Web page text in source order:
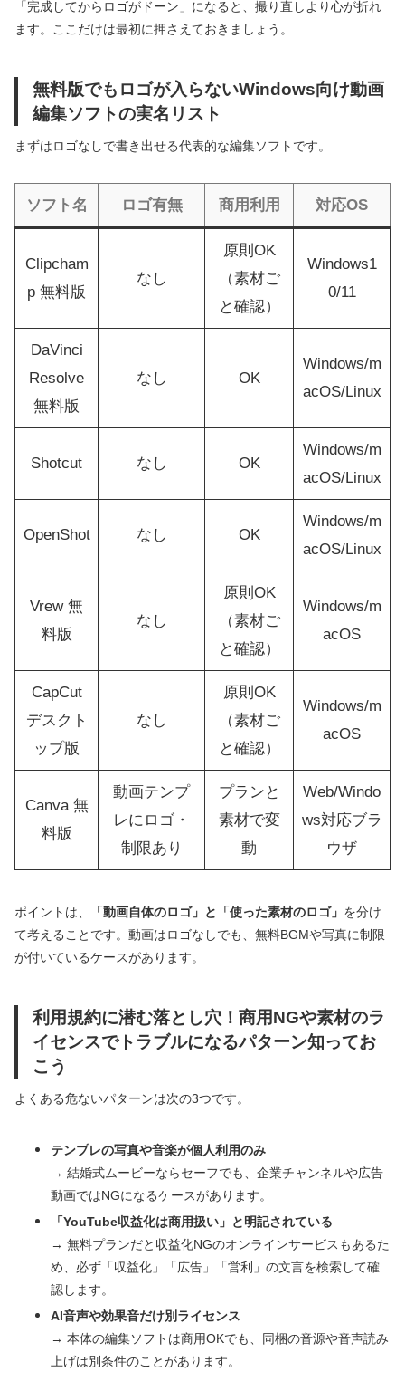
「完成してからロゴがドーン」になると、撮り直しより心が折れ
ます。ここだけは最初に押さえておきましょう。
無料版でもロゴが入らないWindows向け動画
編集ソフトの実名リスト
まずはロゴなしで書き出せる代表的な編集ソフトです。
ソフト名 ロゴ有無 商用利用 対応OS
Clipcham
p 無料版
なし
原則OK
（素材ご
と確認）
Windows1
0/11
DaVinci
Resolve
無料版
なし OK
Windows/m
acOS/Linux
Shotcut なし OK
Windows/m
acOS/Linux
OpenShot なし OK
Windows/m
acOS/Linux
Vrew 無
料版
なし
原則OK
（素材ご
と確認）
Windows/m
acOS
CapCut
デスクト
ップ版
なし
原則OK
（素材ご
と確認）
Windows/m
acOS
Canva 無
料版
動画テンプ
レにロゴ・
制限あり
プランと
素材で変
動
Web/Windo
ws対応ブラ
ウザ
ポイントは、 「動画自体のロゴ」と「使った素材のロゴ」 を分け
て考えることです。動画はロゴなしでも、無料BGMや写真に制限
が付いているケースがあります。
利用規約に潜む落とし穴！商用NGや素材のラ
イセンスでトラブルになるパターン知ってお
こう
よくある危ないパターンは次の3つです。
テンプレの写真や音楽が個人利用のみ
→ 結婚式ムービーならセーフでも、企業チャンネルや広告
動画ではNGになるケースがあります。
「YouTube収益化は商用扱い」と明記されている
→ 無料プランだと収益化NGのオンラインサービスもあるた
め、必ず「収益化」「広告」「営利」の文言を検索して確
認します。
AI音声や効果音だけ別ライセンス
→ 本体の編集ソフトは商用OKでも、同梱の音源や音声読み
上げは別条件のことがあります。